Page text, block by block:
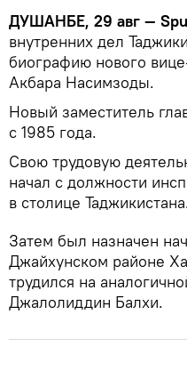
ДУШАНБЕ, 29 авг —
внутренних дел
биографию нового
Акбара Насимзоды.
Новый заместитель
с 1985 года.
Свою трудовую
начал с должности
в столице
Затем был назначен
Джайхунском районе
трудился на
Джалолиддин Балхи.